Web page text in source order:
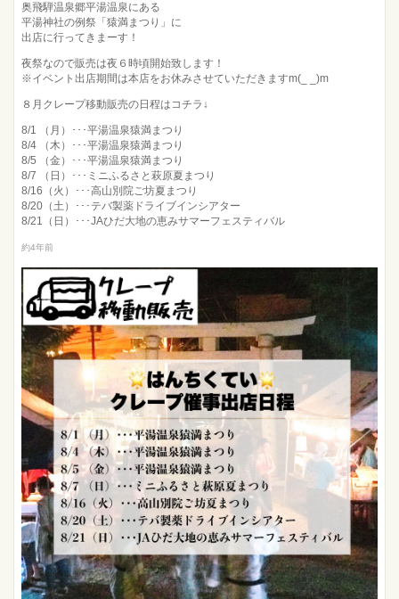
奥飛騨温泉郷平湯温泉にある
平湯神社の例祭「猿満まつり」に
出店に行ってきまーす！
夜祭なので販売は夜６時頃開始致します！
※イベント出店期間は本店をお休みさせていただきますm(_ _)m
８月クレープ移動販売の日程はコチラ↓
8/1 （月）･･･平湯温泉猿満まつり
8/4 （木）･･･平湯温泉猿満まつり
8/5 （金）･･･平湯温泉猿満まつり
8/7 （日）･･･ミニふるさと萩原夏まつり
8/16（火）･･･高山別院ご坊夏まつり
8/20（土）･･･テバ製薬ドライブインシアター
8/21（日）･･･JAひだ大地の恵みサマーフェスティバル
約4年前